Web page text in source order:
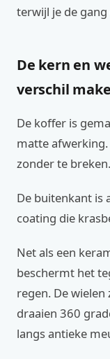
terwijl je de
De kern en
verschil
De koffer is
matte
zonder te breken.
De buitenkant is
coating die
Net als een
beschermt het
regen. De
draaien 360
langs antieke